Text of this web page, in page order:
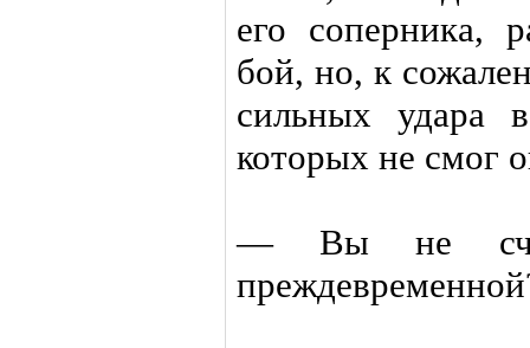
его соперника,
бой, но, к
сильных удара
которых не смог
— Вы не